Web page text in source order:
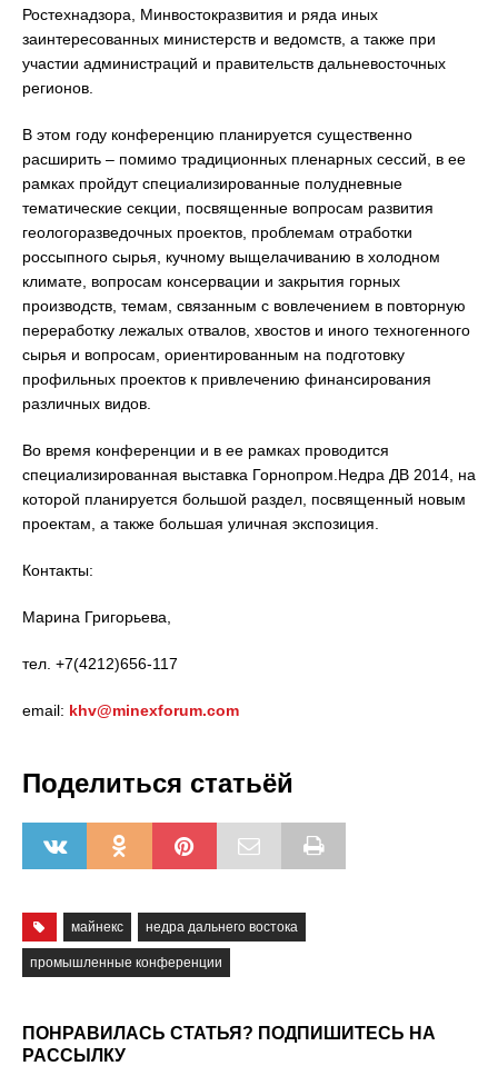
Ростехнадзора, Минвостокразвития и ряда иных
заинтересованных министерств и ведомств, а также при
участии администраций и правительств дальневосточных
регионов.
В этом году конференцию планируется существенно
расширить – помимо традиционных пленарных сессий, в ее
рамках пройдут специализированные полудневные
тематические секции, посвященные вопросам развития
геологоразведочных проектов, проблемам отработки
россыпного сырья, кучному выщелачиванию в холодном
климате, вопросам консервации и закрытия горных
производств, темам, связанным с вовлечением в повторную
переработку лежалых отвалов, хвостов и иного техногенного
сырья и вопросам, ориентированным на подготовку
профильных проектов к привлечению финансирования
различных видов.
Во время конференции и в ее рамках проводится
специализированная выставка Горнопром.Недра ДВ 2014, на
которой планируется большой раздел, посвященный новым
проектам, а также большая уличная экспозиция.
Контакты:
Марина Григорьева,
тел. +7(4212)656-117
email: khv@minexforum.com
Поделиться статьёй
майнекс недра дальнего востока
промышленные конференции
ПОНРАВИЛАСЬ СТАТЬЯ? ПОДПИШИТЕСЬ НА
РАССЫЛКУ